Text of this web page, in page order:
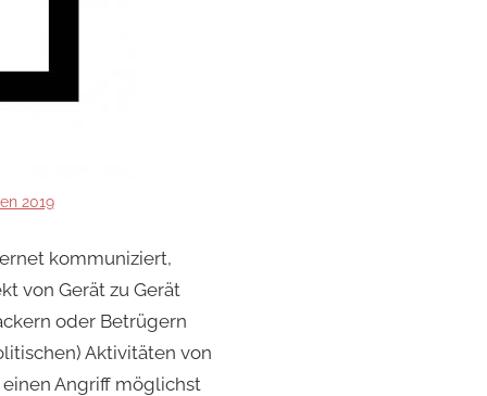
2019
kommuniziert,
von Gerät zu Gerät
oder Betrügern
Aktivitäten von
Angriff möglichst